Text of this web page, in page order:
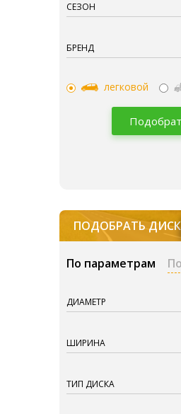
СЕЗОН
БРЕНД
легковой
ПОДОБРАТЬ
По параметрам
ДИАМЕТР
ШИРИНА
ТИП ДИСКА